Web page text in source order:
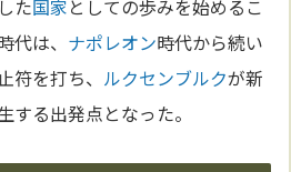
た国家としての歩みを始めるこ
代は、 ナポレオン時代から続い
符を打ち、 ルクセンブルクが新
する出発点となった。